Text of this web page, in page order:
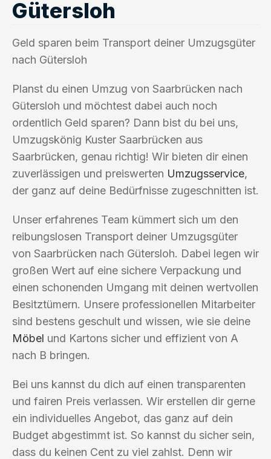
Gütersloh
Geld sparen beim Transport deiner Umzugsgüter
nach Gütersloh
Planst du einen Umzug von Saarbrücken nach
Gütersloh und möchtest dabei auch noch
ordentlich Geld sparen? Dann bist du bei uns,
Umzugskönig Kuster Saarbrücken aus
Saarbrücken, genau richtig! Wir bieten dir einen
zuverlässigen und preiswerten Umzugsservice,
der ganz auf deine Bedürfnisse zugeschnitten ist.
Unser erfahrenes Team kümmert sich um den
reibungslosen Transport deiner Umzugsgüter
von Saarbrücken nach Gütersloh. Dabei legen wir
großen Wert auf eine sichere Verpackung und
einen schonenden Umgang mit deinen wertvollen
Besitztümern. Unsere professionellen Mitarbeiter
sind bestens geschult und wissen, wie sie deine
Möbel und Kartons sicher und effizient von A
nach B bringen.
Bei uns kannst du dich auf einen transparenten
und fairen Preis verlassen. Wir erstellen dir gerne
ein individuelles Angebot, das ganz auf dein
Budget abgestimmt ist. So kannst du sicher sein,
dass du keinen Cent zu viel zahlst. Denn wir